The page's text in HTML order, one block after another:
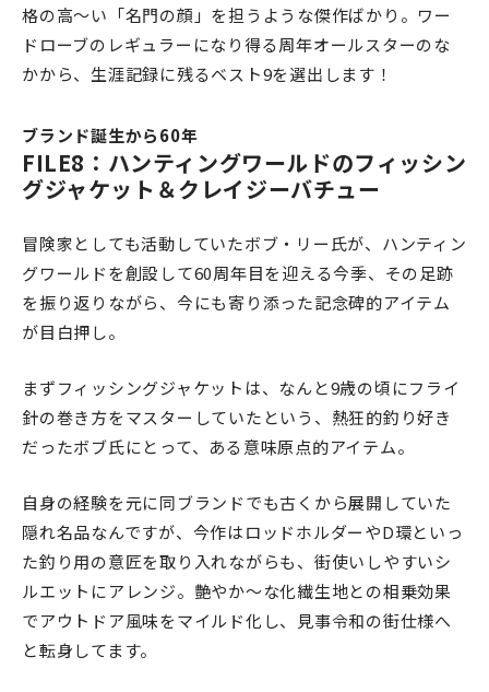
格の高〜い「名門の顔」を担うような傑作ばかり。ワー
ドローブのレギュラーになり得る周年オールスターのな
かから、生涯記録に残るベスト9を選出します！
ブランド誕生から60年
FILE8：ハンティングワールドのフィッシン
グジャケット＆クレイジーバチュー
冒険家としても活動していたボブ・リー氏が、ハンティン
グワールドを創設して60周年目を迎える今季、その足跡
を振り返りながら、今にも寄り添った記念碑的アイテム
が目白押し。
まずフィッシングジャケットは、なんと9歳の頃にフライ
針の巻き方をマスターしていたという、熱狂的釣り好き
だったボブ氏にとって、ある意味原点的アイテム。
自身の経験を元に同ブランドでも古くから展開していた
隠れ名品なんですが、今作はロッドホルダーやD環といっ
た釣り用の意匠を取り入れながらも、街使いしやすいシ
ルエットにアレンジ。艶やか〜な化繊生地との相乗効果
でアウトドア風味をマイルド化し、見事令和の街仕様へ
と転身してます。